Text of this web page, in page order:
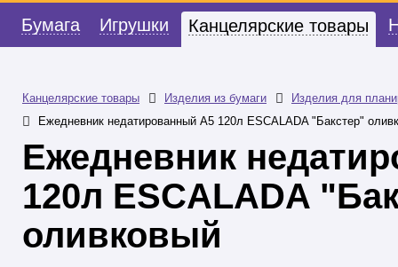
Бумага Игрушки Канцелярские товары
Канцелярские товары Изделия из бумаги
Изделия для
Ежедневник недатированный А5 120л ESCALADA "Бакстер"
Ежедневник
120л ESCALADA
оливковый